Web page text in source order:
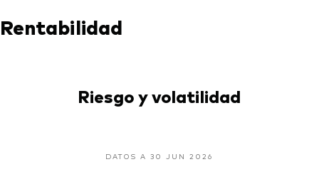
Rentabilidad
Riesgo y volatilidad
DATOS A 30 JUN 2026